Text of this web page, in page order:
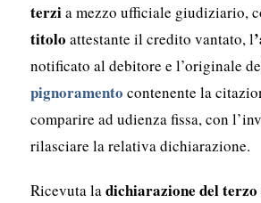
terzia mezzo ufficiale giudiziario,
titolo attestante il credito vantato, l
notificato al debitore e l’originale
pignoramento contenente la
comparire ad udienza fissa, con
rilasciare la relativa dichiarazione.
Ricevuta ladichiarazione del terzo